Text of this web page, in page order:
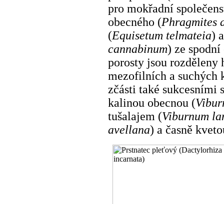
pro mokřadní
obecného (Phragmites
(Equisetum telmateia)
cannabinum) ze
porosty jsou rozděleny
mezofilních a suchých
zčásti také sukcesními
kalinou obecnou (
tušalajem (Viburnum
avellana) a časně